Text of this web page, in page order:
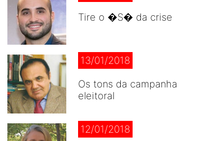
Tire o �S� da crise
13/01/2018
Os tons da campanha
eleitoral
12/01/2018